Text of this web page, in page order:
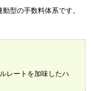
型の手数料体系です。
レートを加味したハ